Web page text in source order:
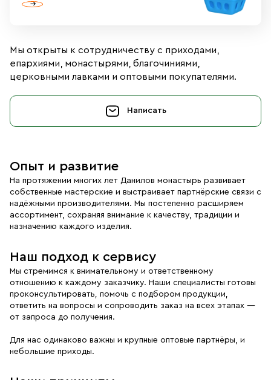
Мы открыты к сотрудничеству с приходами,
епархиями, монастырями, благочиниями,
церковными лавками и оптовыми покупателями.
Написать
Опыт и развитие
На протяжении многих лет Данилов монастырь развивает
собственные мастерские и выстраивает партнёрские связи с
надёжными производителями. Мы постепенно расширяем
ассортимент, сохраняя внимание к качеству, традиции и
назначению каждого изделия.
Наш подход к сервису
Мы стремимся к внимательному и ответственному
отношению к каждому заказчику. Наши специалисты готовы
проконсультировать, помочь с подбором продукции,
ответить на вопросы и сопроводить заказ на всех этапах —
от запроса до получения.
Для нас одинаково важны и крупные оптовые партнёры, и
небольшие приходы.